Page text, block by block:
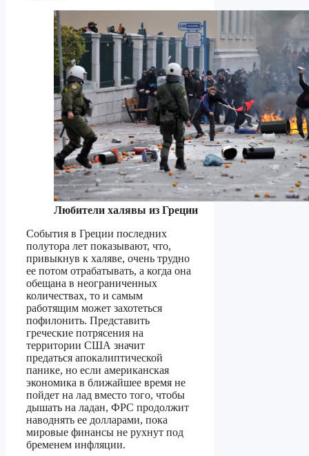
Любители халявы из Греции
События в Греции последних
полутора лет показывают, что,
привыкнув к халяве, очень трудно
ее потом отрабатывать, а когда она
обещана в неограниченных
количествах, то и самым
работящим может захотеться
пофилонить. Представить
греческие потрясения на
территории США значит
предаться апокалиптической
панике, но если американская
экономика в ближайшее время не
пойдет на лад вместо того, чтобы
дышать на ладан, ФРС продолжит
наводнять ее долларами, пока
мировые финансы не рухнут под
бременем инфляции.